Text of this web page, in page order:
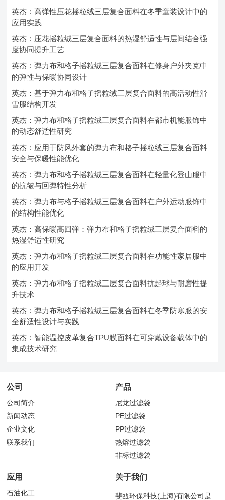
英杰：高弹性压花摇粒绒三层复合面料在冬季童装设计中的
应用实践
英杰：压花摇粒绒三层复合面料的热湿舒适性与层间结合强
度协同提升工艺
英杰：弹力布和格子摇粒绒三层复合面料在修身户外夹克中
的弹性与保暖协同设计
英杰：基于弹力布和格子摇粒绒三层复合面料的高活动性滑
雪服结构开发
英杰：弹力布和格子摇粒绒三层复合面料在都市机能服饰中
的动态舒适性研究
英杰：应用于防风外套的弹力布和格子摇粒绒三层复合面料
安全与保暖性能优化
英杰：弹力布和格子摇粒绒三层复合面料在轻量化登山服中
的抗皱与回弹特性分析
英杰：弹力布与格子摇粒绒三层复合面料在户外运动服饰中
的结构性能优化
英杰：高保暖高回弹：弹力布和格子摇粒绒三层复合面料的
热湿舒适性研究
英杰：弹力布和格子摇粒绒三层复合面料在功能性家居服中
的应用开发
英杰：弹力布和格子摇粒绒三层复合面料抗起球与耐磨性提
升技术
英杰：弹力布和格子摇粒绒三层复合面料在冬季防寒服的安
全舒适性设计与实践
英杰：智能温控皮革复合TPU膜面料在可穿戴设备载体中的
集成技术研究
公司
公司简介
新闻动态
企业文化
联系我们
产品
尼龙过滤袋
PE过滤袋
PP过滤袋
热熔过滤袋
非标过滤袋
应用
石油化工
关于我们
斐瓯环保科技(上海)有限公司是